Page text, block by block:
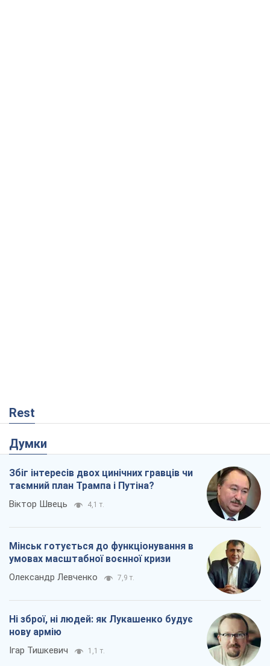
Rest
Думки
Збіг інтересів двох цинічних гравців чи
таємний план Трампа і Путіна?
Віктор Швець 4,1 т.
Мінськ готується до функціонування в
умовах масштабної воєнної кризи
Олександр Левченко 7,9 т.
Ні зброї, ні людей: як Лукашенко будує
нову армію
Ігар Тишкевич 1,1 т.